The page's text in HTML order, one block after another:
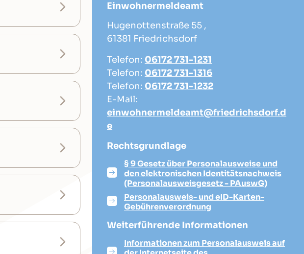
Einwohnermeldeamt
Hugenottenstraße 55 ,
61381 Friedrichsdorf
Telefon: 06172 731-1231
Telefon: 06172 731-1316
Telefon: 06172 731-1232
E-Mail:
einwohnermeldeamt@friedrichsdorf.d
e
Rechtsgrundlage
§ 9 Gesetz über Personalausweise und
den elektronischen Identitätsnachweis
(Personalausweisgesetz - PAuswG)
Personalausweis- und eID-Karten-
Gebührenverordnung
Weiterführende Informationen
Informationen zum Personalausweis auf